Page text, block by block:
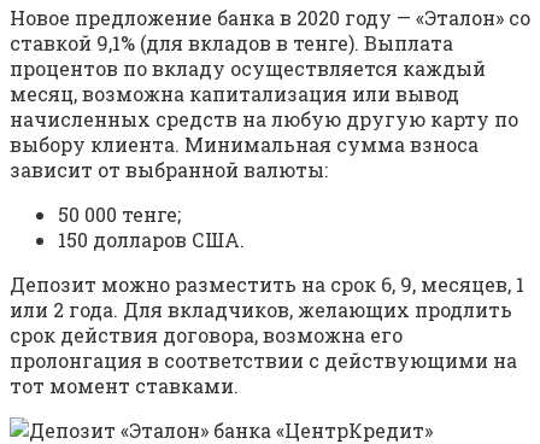
Новое предложение банка в 2020 году — «Эталон» со
ставкой 9,1% (для вкладов в тенге). Выплата
процентов по вкладу осуществляется каждый
месяц, возможна капитализация или вывод
начисленных средств на любую другую карту по
выбору клиента. Минимальная сумма взноса
зависит от выбранной валюты:
50 000 тенге;
150 долларов США.
Депозит можно разместить на срок 6, 9, месяцев, 1
или 2 года. Для вкладчиков, желающих продлить
срок действия договора, возможна его
пролонгация в соответствии с действующими на
тот момент ставками.